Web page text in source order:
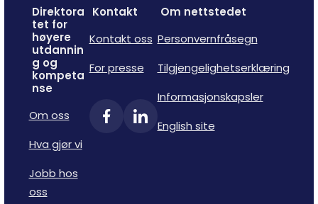
Direktora
tet for
høyere
utdannin
g og
kompeta
nse
Om oss
Hva gjør vi
Jobb hos
oss
Kontakt
Kontakt oss
For presse
Om nettstedet
Personvernfråsegn
Tilgjengelighetserklæring
Informasjonskapsler
English site